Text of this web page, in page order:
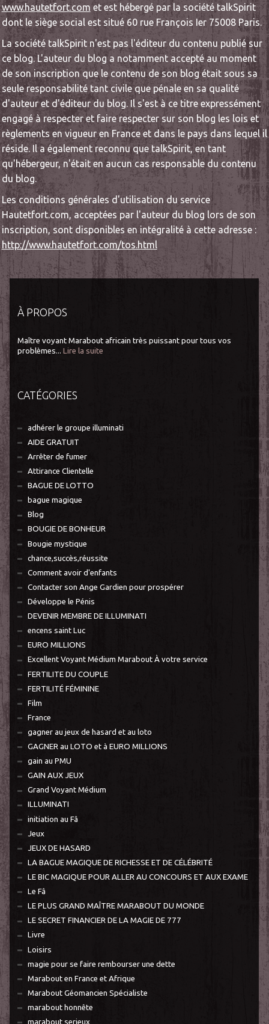
À PROPOS
Maître voyant Marabout africain très puissant pour tous vos
problèmes... Lire la suite
CATÉGORIES
adhérer le groupe illuminati
AIDE GRATUIT
Arrêter de fumer
Attirance Clientelle
BAGUE DE LOTTO
bague magique
Blog
BOUGIE DE BONHEUR
Bougie mystique
chance,succès,réussite
Comment avoir d'enfants
Contacter son Ange Gardien pour prospérer
Développe le Pénis
DEVENIR MEMBRE DE ILLUMINATI
encens saint Luc
EURO MILLIONS
Excellent Voyant Médium Marabout À votre service
FERTILITE DU COUPLE
FERTILITÉ FÉMININE
Film
France
gagner au jeux de hasard et au loto
GAGNER au LOTO et à EURO MILLIONS
gain au PMU
GAIN AUX JEUX
Grand Voyant Médium
ILLUMINATI
initiation au Fâ
Jeux
JEUX DE HASARD
LA BAGUE MAGIQUE DE RICHESSE ET DE CÉLÉBRITÉ
LE BIC MAGIQUE POUR ALLER AU CONCOURS ET AUX EXAME
Le Fâ
LE PLUS GRAND MAÎTRE MARABOUT DU MONDE
LE SECRET FINANCIER DE LA MAGIE DE 777
Livre
Loisirs
magie pour se faire rembourser une dette
Marabout en France et Afrique
Marabout Géomancien Spécialiste
marabout honnête
marabout serieux
www.hautetfort.com et est hébergé par la société talkSpirit
dont le siège social est situé 60 rue François Ier 75008 Paris.
La société talkSpirit n'est pas l'éditeur du contenu publié sur
ce blog. L'auteur du blog a notamment accepté au moment
de son inscription que le contenu de son blog était sous sa
seule responsabilité tant civile que pénale en sa qualité
d'auteur et d'éditeur du blog. Il s'est à ce titre expressément
engagé à respecter et faire respecter sur son blog les lois et
règlements en vigueur en France et dans le pays dans lequel il
réside. Il a également reconnu que talkSpirit, en tant
qu'hébergeur, n'était en aucun cas responsable du contenu
du blog.
Les conditions générales d'utilisation du service
Hautetfort.com, acceptées par l'auteur du blog lors de son
inscription, sont disponibles en intégralité à cette adresse :
http://www.hautetfort.com/tos.html